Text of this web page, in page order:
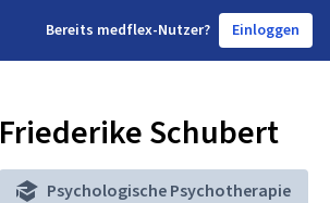
Bereits medflex-Nutzer? Einloggen
Friederike Schubert
Psychologische Psychotherapie